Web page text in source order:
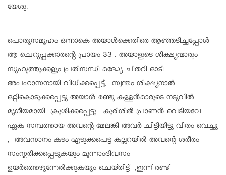
യേശു.
പൊതുസമൂഹം ഒന്നാകെ അയാൾക്കെതിരെ ആഞ്ഞടിച്ചപ്പോൾ
ആ ചെറുപ്പക്കാരന്റെ പ്രായം 33 . അയാളുടെ ശിക്ഷ്യന്മാരും
സുഹൃത്തുക്കളും പ്രതിസന്ധി മദ്ധ്യേ ചിതറി ഓടി .
അപഹാസനായി വിധിക്കപ്പെട്ട്, സ്വന്തം ശിക്ഷ്യനാൽ
ഒറ്റികൊടുക്കപ്പെട്ടു അയാൾ രണ്ടു കള്ളൻമാരുടെ നടുവിൽ
മൃഗീയമായി ക്രൂശിക്കപ്പെട്ടു . കുരിശിൽ പ്രാണൻ വെടിയവേ
ഏക സമ്പത്തായ അവന്റെ മേലങ്കി അവർ ചിട്ടിയിട്ടു വീതം വെച്ചു
, അവസാനം കടം എടുക്കപെട്ട കല്ലറയിൽ അവന്റെ ശരീരം
സംസ്കരിക്കപ്പെടുകയും മൂന്നാംദിവസം
ഉയർത്തെഴുന്നേൽക്കുകയും ചെയ്തിട്ട് ,ഇന്ന് രണ്ട്